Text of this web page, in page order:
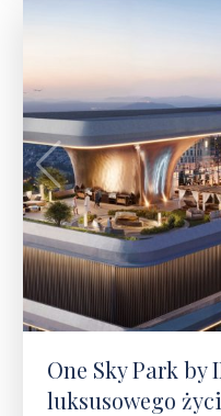
One Sky Park by
luksusowego